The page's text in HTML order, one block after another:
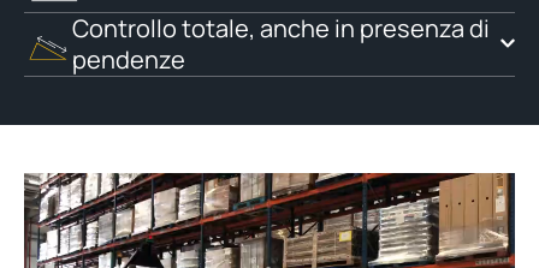
Controllo totale, anche in presenza di
pendenze